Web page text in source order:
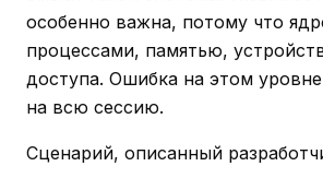
особенно важна, потому что
процессами, памятью,
доступа. Ошибка на этом
на всю сессию.
Сценарий, описанный